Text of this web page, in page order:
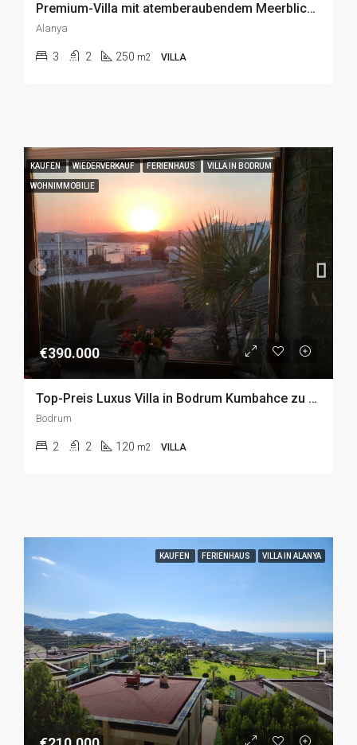
Premium-Villa mit atemberaubendem Meerblick zum Verkauf in Alanya
Alanya
3 2 250 m2 VILLA
KAUFEN WIEDERVERKAUF FERIENHAUS VILLA IN BODRUM
WOHNIMMOBILIE
€390.000
Top-Preis Luxus Villa in Bodrum Kumbahce zu Verkaufen, mit atemberaubendem Blick auf das Meer und die Burg
Bodrum
2 2 120 m2 VILLA
KAUFEN FERIENHAUS VILLA IN ALANYA